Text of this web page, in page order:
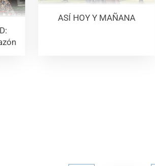
ASÍ HOY Y MAÑANA